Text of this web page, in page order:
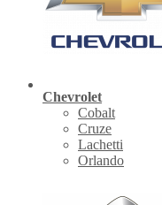
Chevrolet
Cobalt
Cruze
Lachetti
Orlando